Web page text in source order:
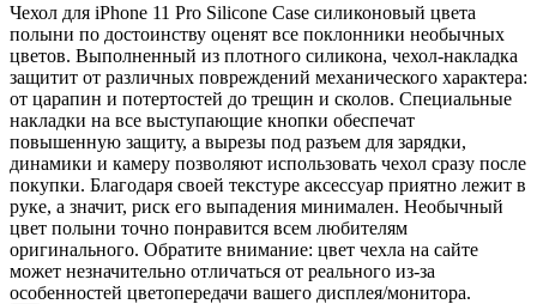
Чехол для iPhone 11 Pro Silicone Case силиконовый цвета
полыни по достоинству оценят все поклонники необычных
цветов. Выполненный из плотного силикона, чехол-накладка
защитит от различных повреждений механического характера:
от царапин и потертостей до трещин и сколов. Специальные
накладки на все выступающие кнопки обеспечат
повышенную защиту, а вырезы под разъем для зарядки,
динамики и камеру позволяют использовать чехол сразу после
покупки. Благодаря своей текстуре аксессуар приятно лежит в
руке, а значит, риск его выпадения минимален. Необычный
цвет полыни точно понравится всем любителям
оригинального. Обратите внимание: цвет чехла на сайте
может незначительно отличаться от реального из-за
особенностей цветопередачи вашего дисплея/монитора.